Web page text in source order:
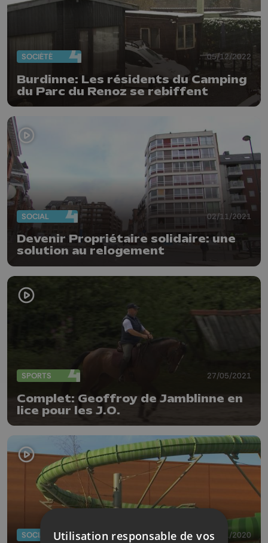
SOCIÉTÉ 05/12/2022
Burdinne: Les résidents du Camping
du Parc du Renoz se rebiffent
SOCIAL 02/11/2021
Devenir Propriétaire solidaire: une
solution au relogement
SPORTS 27/05/2021
Complet: Geoffroy de Jamblinne en
lice pour les J.O.
SOCIAL 25/11/2020
Utilisation responsable de vos